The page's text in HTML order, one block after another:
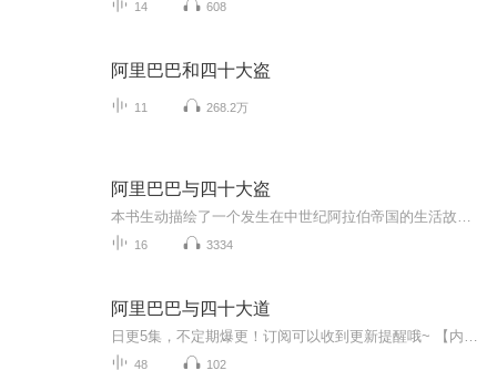
14 608
阿里巴巴和四十大盗
11 268.2万
阿里巴巴与四十大盗
16 3334
阿里巴巴与四十大道
48 102